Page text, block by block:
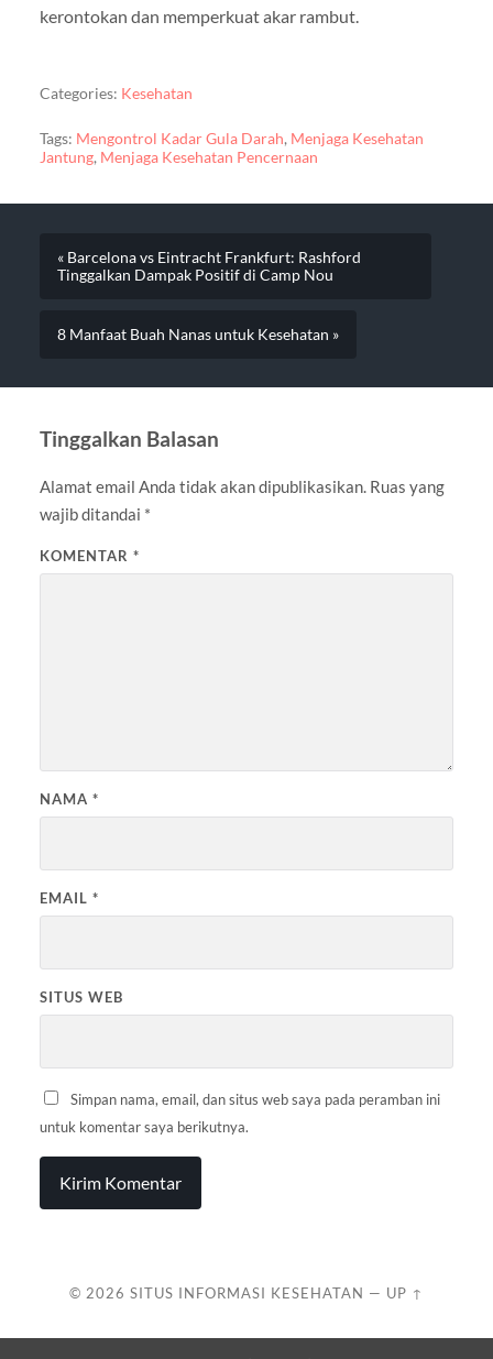
kerontokan dan memperkuat akar rambut.
Categories: Kesehatan
Tags: Mengontrol Kadar Gula Darah, Menjaga Kesehatan
Jantung, Menjaga Kesehatan Pencernaan
« Barcelona vs Eintracht Frankfurt: Rashford
Tinggalkan Dampak Positif di Camp Nou
8 Manfaat Buah Nanas untuk Kesehatan »
Tinggalkan Balasan
Alamat email Anda tidak akan dipublikasikan. Ruas yang
wajib ditandai *
KOMENTAR *
NAMA *
EMAIL *
SITUS WEB
Simpan nama, email, dan situs web saya pada peramban ini
untuk komentar saya berikutnya.
© 2026 SITUS INFORMASI KESEHATAN — UP ↑